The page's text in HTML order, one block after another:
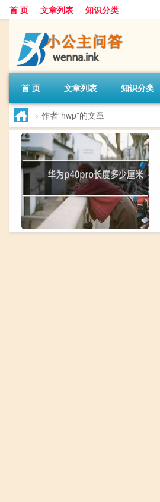
首 页 文章列表 知识分类
首 页 文章列表 知识分类
> 作者“hwp”的文章